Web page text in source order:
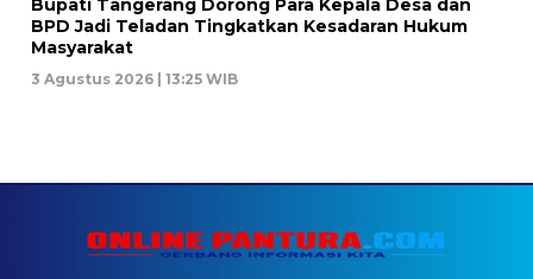
Bupati Tangerang Dorong Para Kepala Desa dan
BPD Jadi Teladan Tingkatkan Kesadaran Hukum
Masyarakat
3 Agustus 2026 | 13:25 WIB